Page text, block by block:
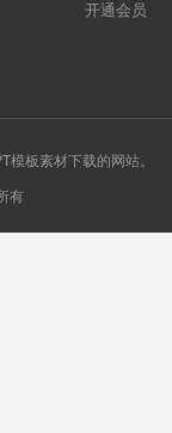
开通会员
板素材下载的网站。
有